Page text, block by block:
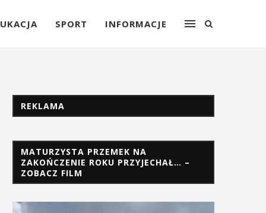
SPORT INFORMACJE
REKLAMA
MATURZYSTA PRZEMEK NA
ZAKOŃCZENIE ROKU PRZYJECHAŁ… –
ZOBACZ FILM
Odtwarzacz